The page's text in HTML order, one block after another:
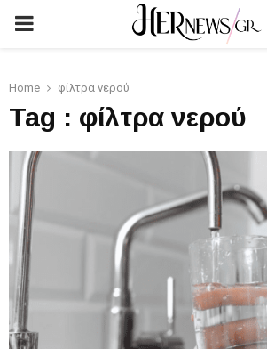
PRIMARY
Home φίλτρα νερού
Tag : φίλτρα νερού